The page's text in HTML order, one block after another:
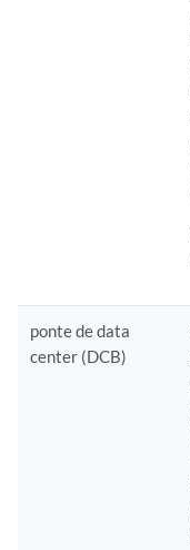
ponte de data
center (DCB)